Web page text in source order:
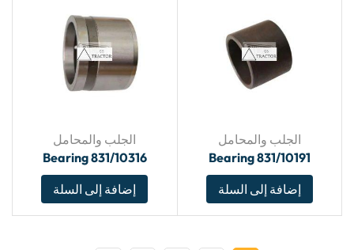
الجلب والمحامل
Bearing 831/10191
إضافة إلى السلة
الجلب والمحامل
Bearing 831/10316
إضافة إلى السلة